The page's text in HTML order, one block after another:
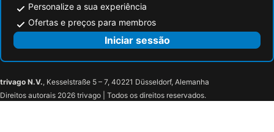
Personalize a sua experiência
Ofertas e preços para membros
Iniciar sessão
trivago N.V., Kesselstraße 5 – 7, 40221 Düsseldorf, Alemanha
Direitos autorais 2026 trivago | Todos os direitos reservados.